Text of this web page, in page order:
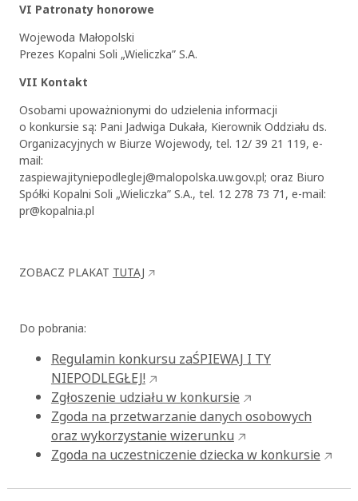
VI Patronaty honorowe
Wojewoda Małopolski
Prezes Kopalni Soli „Wieliczka” S.A.
VII Kontakt
Osobami upoważnionymi do udzielenia informacji
o konkursie są: Pani Jadwiga Dukała, Kierownik Oddziału ds.
Organizacyjnych w Biurze Wojewody, tel. 12/ 39 21 119, e-
mail:
zaspiewajityniepodleglej@malopolska.uw.gov.pl; oraz Biuro
Spółki Kopalni Soli „Wieliczka” S.A., tel. 12 278 73 71, e-mail:
pr@kopalnia.pl
ZOBACZ PLAKAT TUTAJ
Do pobrania:
Regulamin konkursu zaŚPIEWAJ I TY
NIEPODLEGŁEJ!
Zgłoszenie udziału w konkursie
Zgoda na przetwarzanie danych osobowych
oraz wykorzystanie wizerunku
Zgoda na uczestniczenie dziecka w konkursie